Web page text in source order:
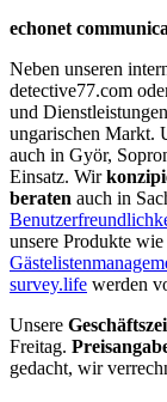
echonet
Neben unseren
detective77.com
und
ungarischen Markt.
auch in Györ,
Einsatz. Wir
beraten auch in
unsere Produkte wie
survey.life werden
Unsere
Freitag.
gedacht, wir